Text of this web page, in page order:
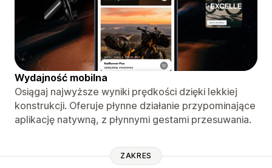
Wydajność mobilna
Osiągaj najwyższe wyniki prędkości dzięki lekkiej
konstrukcji. Oferuje płynne działanie przypominające
aplikację natywną, z płynnymi gestami przesuwania.
ZAKRES